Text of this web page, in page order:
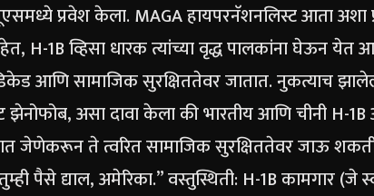
प्रवेश केला. MAGA हायपरनॅशनलिस्ट आता अशा
H-1B व्हिसा धारक त्यांच्या वृद्ध पालकांना घेऊन येत
आणि सामाजिक सुरक्षिततेवर जातात.नुकत्याच
झेनोफोब, असा दावा केला की भारतीय आणि चीनी H-1B
जेणेकरून ते त्वरित सामाजिक सुरक्षिततेवर जाऊ
पैसे द्याल, अमेरिका.”वस्तुस्थिती: H-1B कामगार (जे